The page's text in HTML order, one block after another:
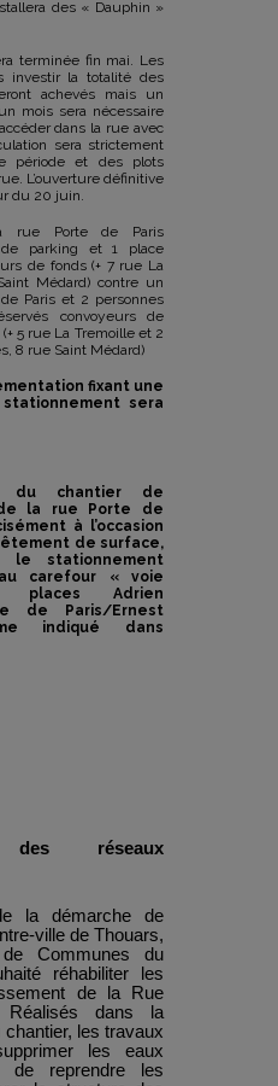
des « Dauphin »
terminée fin mai. Les
investir la totalité des
achevés mais un
mois sera nécessaire
dans la rue avec
sera strictement
période et des plots
L’ouverture définitive
du 20 juin.
rue Porte de Paris
de parking et 1 place
de fonds (+ 7 rue La
Médard) contre un
Paris et 2 personnes
convoyeurs de
5 rue La Tremoille et 2
8 rue Saint Médard)
fixant une
sera
du chantier de
la rue Porte de
à l’occasion
de surface,
stationnement
carefour « voie
Adrien
de Paris/Ernest
indiqué dans
des réseaux
la démarche de
ville de Thouars,
Communes du
réhabiliter les
de la Rue
dans la
les travaux
les eaux
de reprendre les